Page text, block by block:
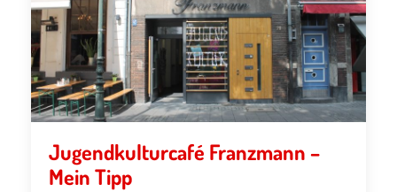
Jugendkulturcafé Franzmann –
Mein Tipp